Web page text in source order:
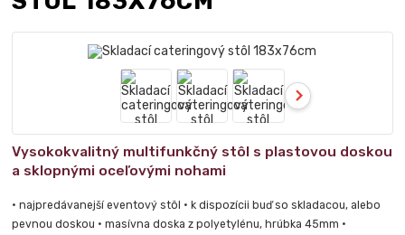
Vysokokvalitný multifunkčný stôl s plastovou doskou
a sklopnými oceľovými nohami
• najpredávanejší eventový stôl • k dispozícii buď so skladacou, alebo
pevnou doskou • masívna doska z polyetylénu, hrúbka 45mm •